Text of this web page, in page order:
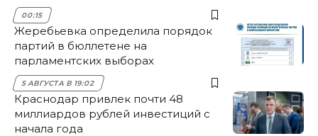
00:15
Жеребьевка определила порядок
партий в бюллетене на
парламентских выборах
5 АВГУСТА В 19:02
Краснодар привлек почти 48
миллиардов рублей инвестиций с
начала года